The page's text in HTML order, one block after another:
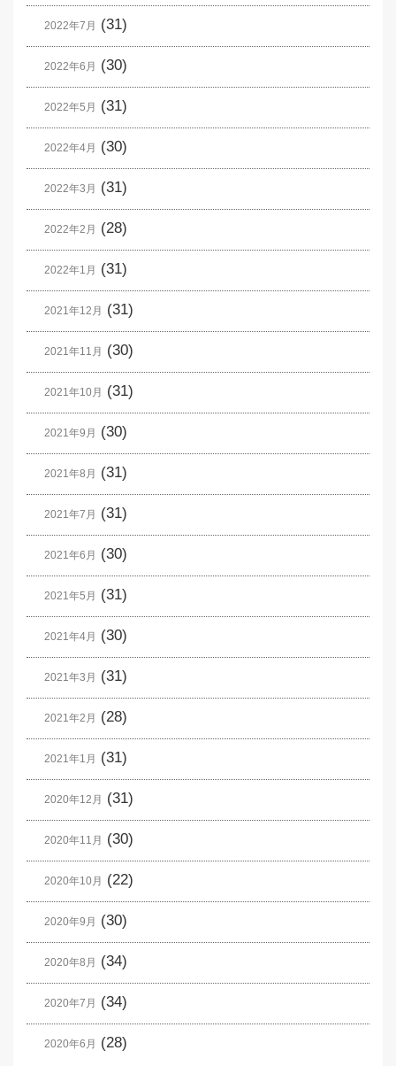
2022年7月 (31)
2022年6月 (30)
2022年5月 (31)
2022年4月 (30)
2022年3月 (31)
2022年2月 (28)
2022年1月 (31)
2021年12月 (31)
2021年11月 (30)
2021年10月 (31)
2021年9月 (30)
2021年8月 (31)
2021年7月 (31)
2021年6月 (30)
2021年5月 (31)
2021年4月 (30)
2021年3月 (31)
2021年2月 (28)
2021年1月 (31)
2020年12月 (31)
2020年11月 (30)
2020年10月 (22)
2020年9月 (30)
2020年8月 (34)
2020年7月 (34)
2020年6月 (28)